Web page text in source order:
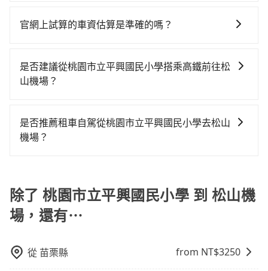
櫃檯繳費，或者利用 ATM 完成匯款。
可以在用車前一天凌晨六點前填寫取消訂單申請表，取
官網上試算的車資估算是準確的嗎？
單，價格就是準確的。
是否建議從桃園市立平興國民小學搭乘高鐵前往松
山機場？
擇，高鐵較貴、費時、轉車麻煩！桃園-台北雖然一天最
多時有74班車次，從最早06:49到23:40，過了末班車到
高鐵站後，步行進站、現場購票並於月台排隊的時間約
15分鐘，再乘坐16~22分鐘（平均20分）的高鐵從桃園
站前往台北高鐵站，每人票價160元，再用15分鐘出
鐘、車費300元後，抵達松山機場 (台北市松山區) 的目
是否推薦租車自駕從桃園市立平興國民小學去松山
機場？
除了 桃園市立平興國民小學 到 松山機
場，還有⋯
從 苗栗縣 from NT$3250